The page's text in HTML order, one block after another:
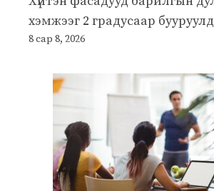
хэмжээг 2 градусаар
8 сар 8, 2026